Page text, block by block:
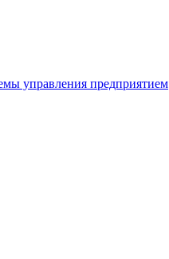
управления предприятием